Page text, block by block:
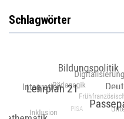
Schlagwörter